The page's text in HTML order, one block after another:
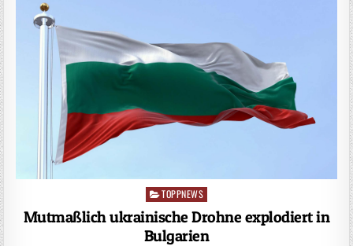
Posted
in
TOPPNEWS
Mutmaßlich ukrainische Drohne explodiert in
Bulgarien